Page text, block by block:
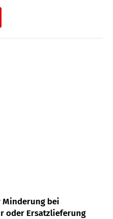
bei
oder Ersatzlieferung